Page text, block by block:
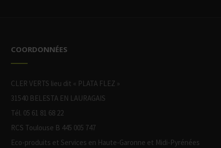
COORDONNÉES
CLER VERTS lieu dit « PLATA FLEZ »
31540 BELESTA EN LAURAGAIS
Tél. 05 61 81 68 22
RCS Toulouse B 445 005 747
Eco-produits et Services en Haute-Garonne et Midi-Pyrénées